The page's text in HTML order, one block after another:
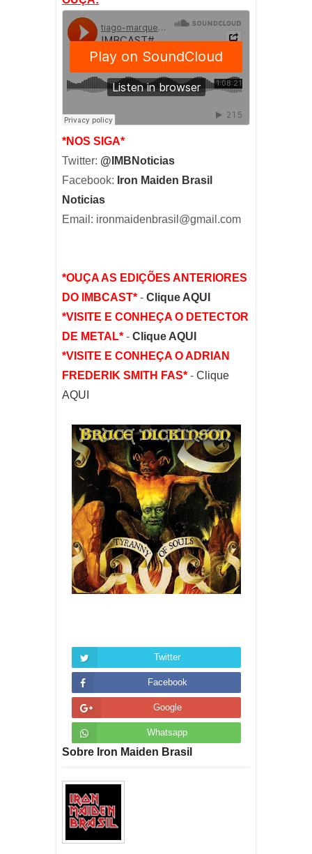
*NOS SIGA*
Twitter: @IMBNoticias
Facebook: Iron Maiden Brasil
Noticias
Email: ironmaidenbrasil@gmail.com
*OUÇA AS EDIÇÕES ANTERIORES
DO IMBCAST* - Clique AQUI
*VISITE E CONHEÇA O DETECTOR
DE METAL* - Clique AQUI
*VISITE E CONHEÇA O ADRIAN
FREDERIK SMITH FAS* - Clique
AQUI
Twitter
Facebook
Google
Whatsapp
Sobre Iron Maiden Brasil